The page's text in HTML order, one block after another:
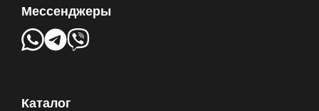
Мессенджеры
Каталог